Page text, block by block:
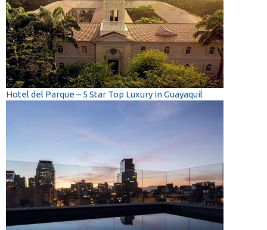
Hotel del Parque – 5 Star Top Luxury in Guayaquil